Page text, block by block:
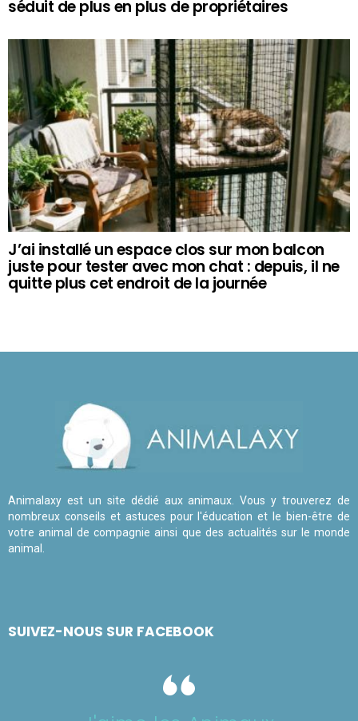
séduit de plus en plus de propriétaires
J’ai installé un espace clos sur mon balcon
juste pour tester avec mon chat : depuis, il ne
quitte plus cet endroit de la journée
Animalaxy est un site dédié aux animaux. Vous y trouverez de
nombreux conseils et astuces pour l'éducation et le bien-être de
votre animal de compagnie ainsi que des actualités sur le monde
animal.
SUIVEZ-NOUS SUR FACEBOOK